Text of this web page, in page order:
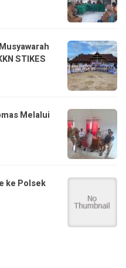
STIKES
Melalui
ke Polsek